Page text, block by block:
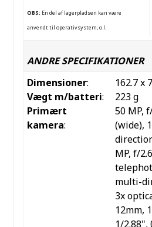
OBS: En del af lagerpladsen kan være
anvendt til operativsystem, o.l.
ANDRE SPECIFIKATIONER
Dimensioner:
162.7 x
Vægt m/batteri:
223 g
Primært
kamera:
50 MP,
(wide),
MP, f/
multi-
3x
12mm,
1/2.88",